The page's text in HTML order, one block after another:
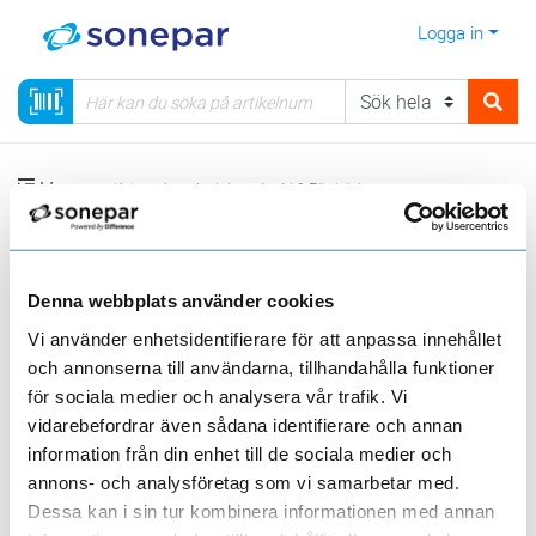
Denna webbplats använder cookies
Vi använder enhetsidentifierare för att anpassa innehållet
och annonserna till användarna, tillhandahålla funktioner
för sociala medier och analysera vår trafik. Vi
vidarebefordrar även sådana identifierare och annan
information från din enhet till de sociala medier och
annons- och analysföretag som vi samarbetar med.
Dessa kan i sin tur kombinera informationen med annan
Logga in
Meny Kategorier Ledningsskydd & Fördelning
23 - Centralsystem IP43 - IP65
Sortera
Sida < 1 > Per sida 20 50 100 200
Produktlinjer